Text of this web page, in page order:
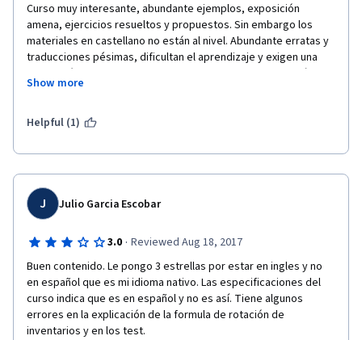
Curso muy interesante, abundante ejemplos, exposición
amena, ejercicios resueltos y propuestos. Sin embargo los
materiales en castellano no están al nivel. Abundante erratas y
traducciones pésimas, dificultan el aprendizaje y exigen una
dedicación extra. No hay posibilidad de contactar con algún
responsable para comunicar dudas o sugerencias, no hay
Show more
Helpful (1)
J Julio Garcia Escobar
3.0 · Reviewed Aug 18, 2017
Buen contenido. Le pongo 3 estrellas por estar en ingles y no
en español que es mi idioma nativo. Las especificaciones del
curso indica que es en español y no es así. Tiene algunos
errores en la explicación de la formula de rotación de
inventarios y en los test.